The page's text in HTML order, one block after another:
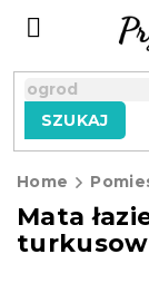
SZUKAJ
Home
Mata